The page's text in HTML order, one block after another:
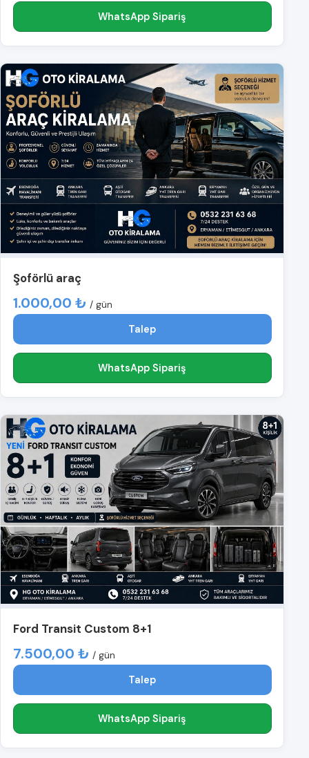
WhatsApp Sipariş
Şoförlü araç
1.000,00 ₺ / gün
Talep
WhatsApp Sipariş
Ford Transit Custom 8+1
7.500,00 ₺ / gün
Talep
WhatsApp Sipariş